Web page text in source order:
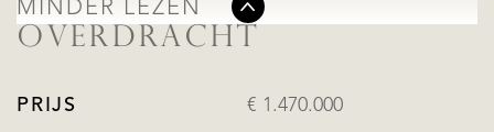
MINDER LEZEN
OVERDRACHT
PRIJS € 1.470.000